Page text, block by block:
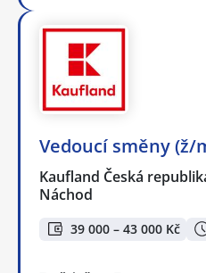
Vedoucí směny (ž/
Kaufland Česká
Náchod
39 000 – 43 000 Kč